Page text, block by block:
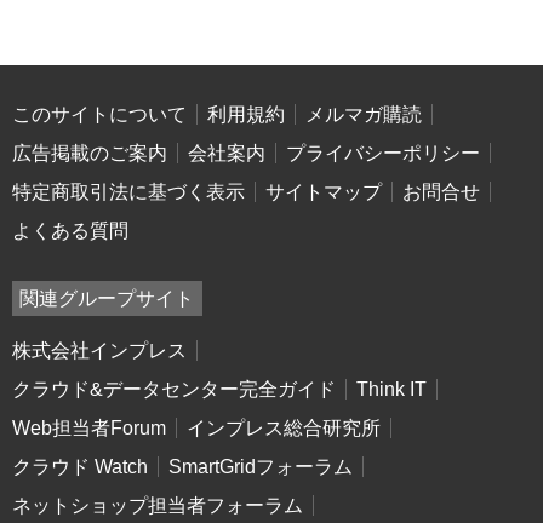
このサイトについて 利用規約
メルマガ購読
広告掲載のご案内
会社案内
プライバシーポリシー
特定商取引法に基づく表示
サイトマップ
お問合せ
よくある質問
関連グループサイト
株式会社インプレス
クラウド&データセンター完全ガイド
Think IT
Web担当者Forum
インプレス総合研究所
クラウド Watch
SmartGridフォーラム
ネットショップ担当者フォーラム